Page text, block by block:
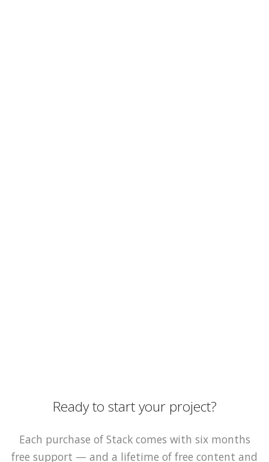
Ready to start your project?
Each purchase of Stack comes with six months
free support — and a lifetime of free content and